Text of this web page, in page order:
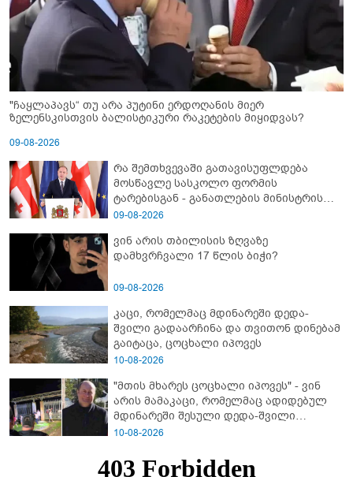
"ჩაყლაპავს“ თუ არა პუტინი ერდოღანის მიერ
ზელენსკისთვის ბალისტიკური რაკეტების მიყიდვას?
09-08-2026
რა შემთხვევაში გათავისუფლდება
მოსწავლე სასკოლო ფორმის
ტარებისგან - განათლების მინისტრის
განმარტება
09-08-2026
ვინ არის თბილისის ზღვაზე
დამხვრჩვალი 17 წლის ბიჭი?
09-08-2026
კაცი, რომელმაც მდინარეში დედა-
შვილი გადაარჩინა და თვითონ დინებამ
გაიტაცა, ცოცხალი იპოვეს
10-08-2026
"მთის მხარეს ცოცხალი იპოვეს" - ვინ
არის მამაკაცი, რომელმაც ადიდებულ
მდინარეში შესული დედა-შვილი
გადაარჩინა
10-08-2026